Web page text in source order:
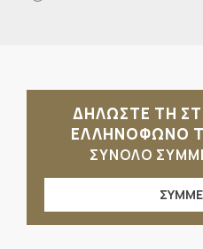
ΔΗΛΩΣΤΕ ΤΗ
ΕΛΛΗΝΟΦΩΝΟ
ΣΥΝΟΛΟ